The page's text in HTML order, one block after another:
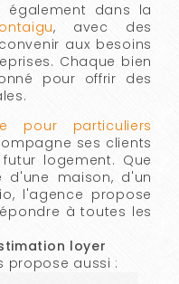
également dans la
, avec des
aux besoins
Chaque bien
pour offrir des
pour particuliers
ses clients
logement. Que
d'une maison, d'un
l'agence propose
à toutes les
loyer
propose aussi :